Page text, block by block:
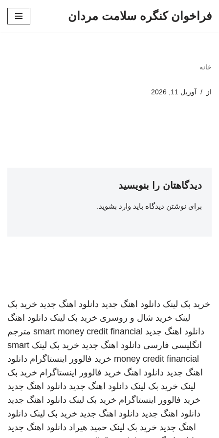
فراخوان کنگره سلامت مردان
خانه
از آوریل 11, 2026
دیدگاهتان را بنویسید
برای نوشتن دیدگاه باید وارد بشوید.
خرید بک لینک دانلود اهنگ جدید دانلود اهنگ جدید خرید بک
لینک خرید شال و روسری خرید بک لینک دانلود اهنگ
دانلود اهنگ جدید smart money credit financial مترجم
انگلیسی فارسی دانلود اهنگ جدید خرید بک لینک smart
money credit financial خرید فالوور اینستاگرام دانلود
اهنگ جدید دانلود اهنگ خرید فالوور اینستاگرام خرید بک
لینک خرید بک لینک دانلود اهنگ جدید دانلود اهنگ جدید
خرید فالوور اینستاگرام خرید بک لینک دانلود اهنگ جدید
دانلود اهنگ جدید دانلود اهنگ جدید خرید بک لینک دانلود
اهنگ جدید خرید بک لینک حمید هیراد دانلود اهنگ جدید